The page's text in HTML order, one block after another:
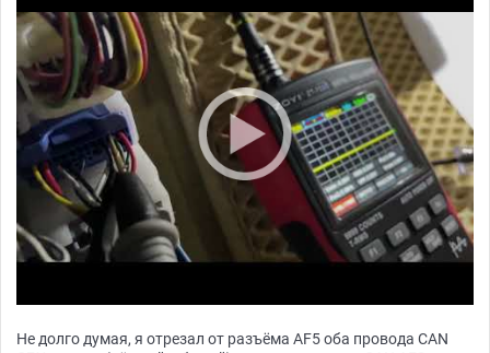
Не долго думая, я отрезал от разъёма AF5 оба провода CAN